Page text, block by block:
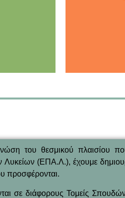
του θεσμικού πλαισίου
(ΕΠΑ.Λ.), έχουμε
προσφέρονται.
σε διάφορους Τομείς